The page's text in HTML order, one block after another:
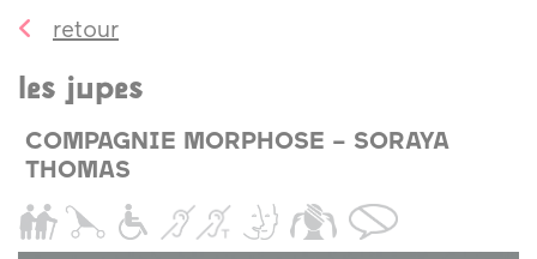
retour
les jupes
COMPAGNIE MORPHOSE – SORAYA
THOMAS